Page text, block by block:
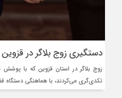
دستگیری زوج بلاگر در
زوج بلاگر در استان قزوین که با
تکدی‌گری می‌کردند، با هماهنگی دستگاه